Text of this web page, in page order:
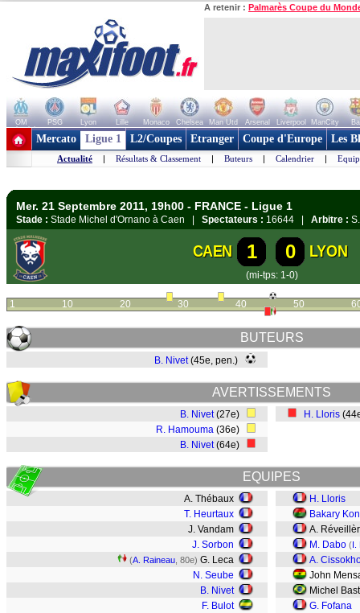
A retenir : Palmarès Coupe du
OM PSG Lyon Lille Monaco Chelsea Man Utd Arsenal Liverpool ManCity
+ de clubs
Mercato Ligue 1 L2/Coupes Etranger Coupe d'Europe Les
Actualité | Résultats & Classement | Buteurs | Calendrier |
Mer. 21 Septembre 2011, 19h00 - FRANCE - Ligue 1
Stade : Stade Michel d'Ornano à Caen | Spectateurs : 16644 | Arbitre :
CAEN 1 0 LYON
(mi-tps: 1-0)
1 10 20 30 40 50
BUTEURS
B. Nivet(45e, pen.)
AVERTISSEMENTS
B. Nivet(27e)
R. Hamouma (36e)
B. Nivet(64e)
H. Lloris
EQUIPES
A. Thébaux
T. Heurtaux
J. Vandam
J. Sorbon
(A. Raineau , 80e) G. Leca
N. Seube
B. Nivet
F. Bulot
H. Lloris
Bakary
A.
M. Dabo (I.
A.
John
Michel
G. Fofana